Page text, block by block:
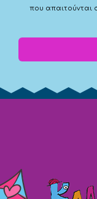
που απαιτούνται